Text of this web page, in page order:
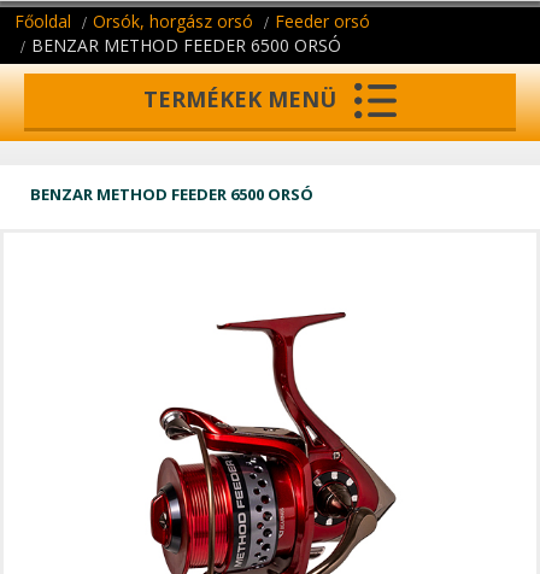
Főoldal Orsók, horgász orsó
Feeder orsó
BENZAR METHOD FEEDER 6500 ORSÓ
TERMÉKEK MENÜ
BENZAR METHOD FEEDER 6500 ORSÓ